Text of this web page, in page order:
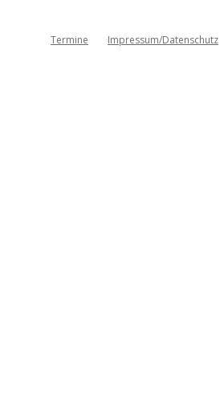
Termine Impressum/Datenschutz